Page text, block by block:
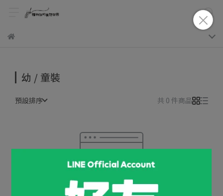
幼 / 童裝
預設排序 共 0 件商品